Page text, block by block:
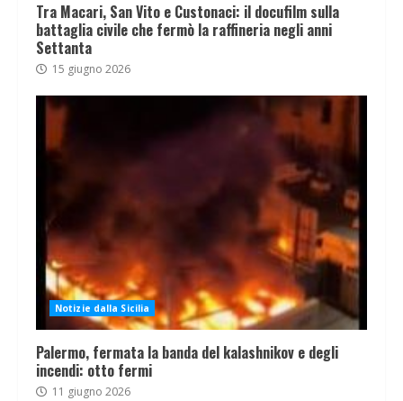
Tra Macari, San Vito e Custonaci: il docufilm sulla
battaglia civile che fermò la raffineria negli anni
Settanta
15 giugno 2026
Notizie dalla Sicilia
Palermo, fermata la banda del kalashnikov e degli
incendi: otto fermi
11 giugno 2026